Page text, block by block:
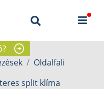
Oldalfali
split klíma